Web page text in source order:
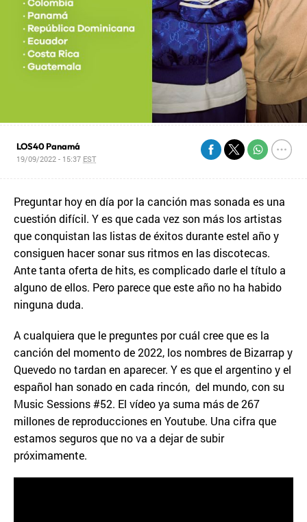
LOS40 Panamá
19/09/2022 - 15:37 EST
Preguntar hoy en día por la canción mas sonada es una
cuestión difícil. Y es que cada vez son más los artistas
que conquistan las listas de éxitos durante estel año y
consiguen hacer sonar sus ritmos en las discotecas.
Ante tanta oferta de hits, es complicado darle el título a
alguno de ellos. Pero parece que este año no ha habido
ninguna duda.
A cualquiera que le preguntes por cuál cree que es la
canción del momento de 2022, los nombres de Bizarrap y
Quevedo no tardan en aparecer. Y es que el argentino y el
español han sonado en cada rincón, del mundo, con su
Music Sessions #52. El vídeo ya suma más de 267
millones de reproducciones en Youtube. Una cifra que
estamos seguros que no va a dejar de subir
próximamente.